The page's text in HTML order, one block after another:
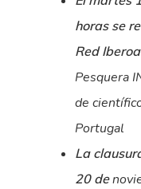
horas se
Red
Pesquera
de
Portugal
La
20 de